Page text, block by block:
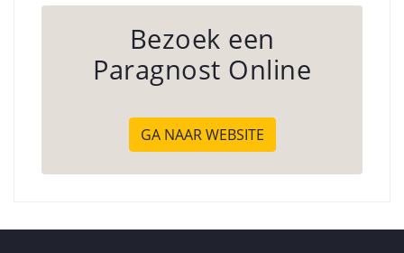
Bezoek een
Paragnost Online
GA NAAR WEBSITE